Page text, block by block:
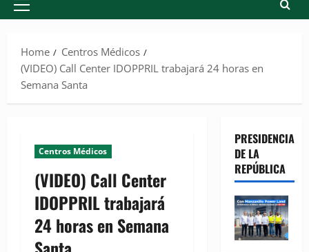
Primary
Home
Centros Médicos
(VIDEO) Call Center IDOPPRIL trabajará 24 horas en
Semana Santa
Centros Médicos
(VIDEO) Call Center
IDOPPRIL trabajará
24 horas en Semana
PRESIDENCIA
DE LA
REPÚBLICA